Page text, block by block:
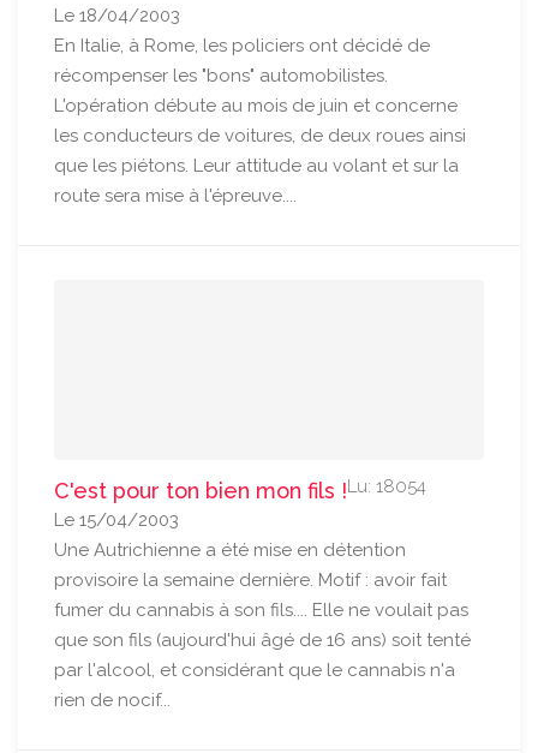
Le 18/04/2003
En Italie, à Rome, les policiers ont décidé de
récompenser les "bons" automobilistes.
L'opération débute au mois de juin et concerne
les conducteurs de voitures, de deux roues ainsi
que les piétons. Leur attitude au volant et sur la
route sera mise à l'épreuve....
C'est pour ton bien mon fils !Lu: 18054
Le 15/04/2003
Une Autrichienne a été mise en détention
provisoire la semaine dernière. Motif : avoir fait
fumer du cannabis à son fils.... Elle ne voulait pas
que son fils (aujourd'hui âgé de 16 ans) soit tenté
par l'alcool, et considérant que le cannabis n'a
rien de nocif...